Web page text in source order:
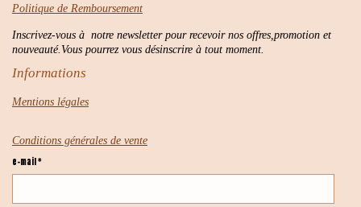
Politique de Remboursement
Inscrivez-vous à notre newsletter pour recevoir nos offres,promotion et
nouveauté.Vous pourrez vous désinscrire à tout moment.
Informations
Mentions légales
Conditions générales de vente
e-mail *